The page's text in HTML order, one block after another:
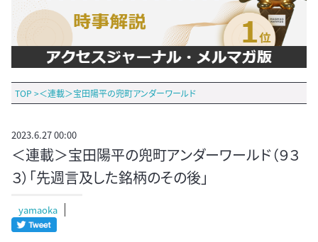
TOP >＜連載＞宝田陽平の兜町アンダーワールド
2023.6.27 00:00
＜連載＞宝田陽平の兜町アンダーワールド（９３
３）「先週言及した銘柄のその後」
yamaoka